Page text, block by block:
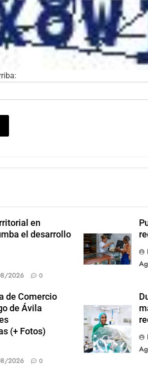
en
el desarrollo
2026 0
de Comercio
de Ávila
(+ Fotos)
2026 0